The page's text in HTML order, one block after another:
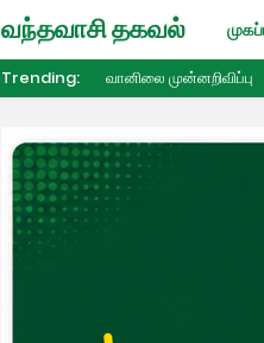
வந்தவாசி தகவல்
Trending: வானிலை முன்னறிவிப்பு